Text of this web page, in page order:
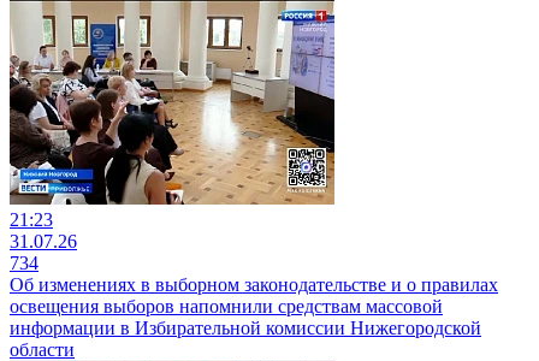
21:23
31.07.26
734
Об изменениях в выборном законодательстве и о правилах
освещения выборов напомнили средствам массовой
информации в Избирательной комиссии Нижегородской
области